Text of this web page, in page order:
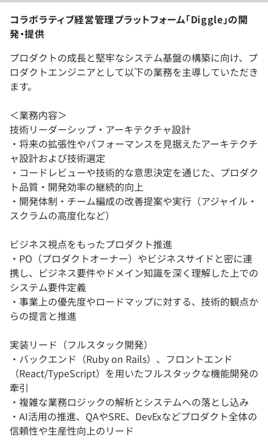
コラボラティブ経営管理プラットフォーム「Diggle」の開
発・提供
プロダクトの成長と堅牢なシステム基盤の構築に向け、プ
ロダクトエンジニアとして以下の業務を主導していただき
ます。
＜業務内容＞
技術リーダーシップ・アーキテクチャ設計
・将来の拡張性やパフォーマンスを見据えたアーキテクチ
ャ設計および技術選定
・コードレビューや技術的な意思決定を通じた、プロダク
ト品質・開発効率の継続的向上
・開発体制・チーム編成の改善提案や実行（アジャイル・
スクラムの高度化など）
ビジネス視点をもったプロダクト推進
・PO（プロダクトオーナー）やビジネスサイドと密に連
携し、ビジネス要件やドメイン知識を深く理解した上での
システム要件定義
・事業上の優先度やロードマップに対する、技術的観点か
らの提言と推進
実装リード（フルスタック開発）
・バックエンド（Ruby on Rails）、フロントエンド
（React/TypeScript）を用いたフルスタックな機能開発の
牽引
・複雑な業務ロジックの解析とシステムへの落とし込み
・AI活用の推進、QAやSRE、DevExなどプロダクト全体の
信頼性や生産性向上のリード